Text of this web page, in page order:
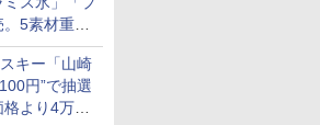
5素材重ね
厚な味わい
キー「山崎
円”で抽選
格より4万